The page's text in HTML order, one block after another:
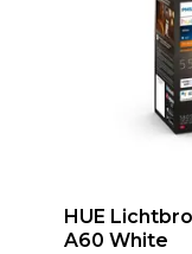
HUE
A60 White